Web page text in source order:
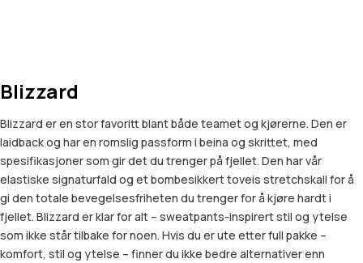
Blizzard
Blizzard er en stor favoritt blant både teamet og kjørerne. Den er
laidback og har en romslig passform i beina og skrittet, med
spesifikasjoner som gir det du trenger på fjellet. Den har vår
elastiske signaturfald og et bombesikkert toveis stretchskall for å
gi den totale bevegelsesfriheten du trenger for å kjøre hardt i
fjellet. Blizzard er klar for alt – sweatpants-inspirert stil og ytelse
som ikke står tilbake for noen. Hvis du er ute etter full pakke –
komfort, stil og ytelse – finner du ikke bedre alternativer enn